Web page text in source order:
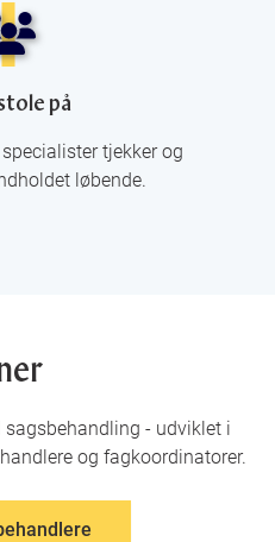
på
tjekker og
løbende.
- udviklet i
og fagkoordinatorer.